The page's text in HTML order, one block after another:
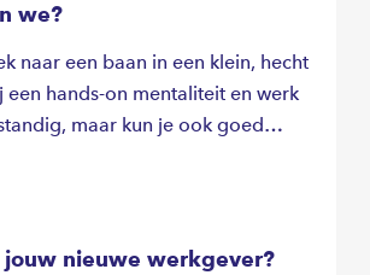
we?
naar een baan in een klein, hecht
een hands-on mentaliteit en werk
maar kun je ook goed
retourenafdeling ben je
uit 3 collega’s, word jij onze
nieuwe werkgever?